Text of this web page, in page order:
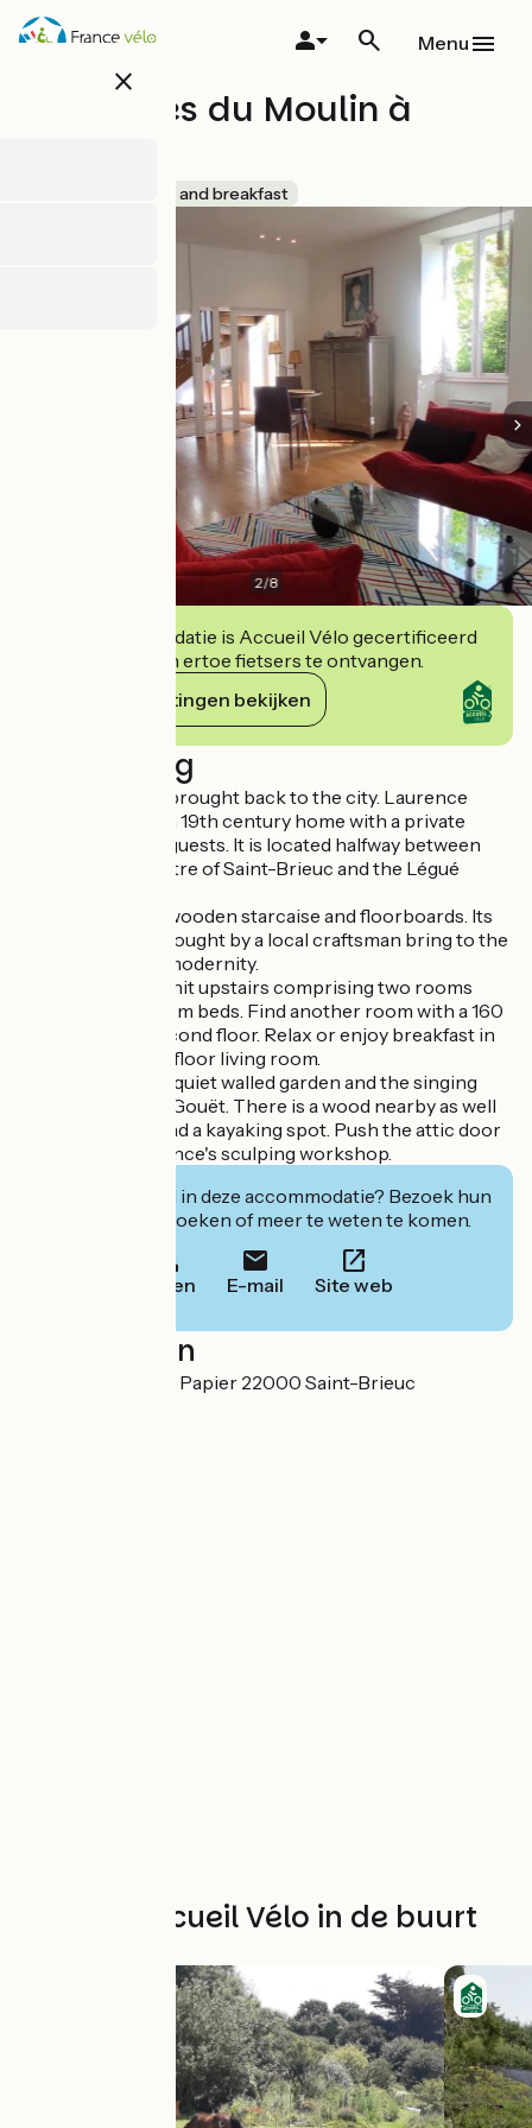
Overslaan
en
close
Menu
Chambres du Moulin à
Bed and breakfast
2/8
Deze accommodatie is Accueil Vélo gecertificeerd
en verbindt zich ertoe fietsers te ontvangen.
Haar verplichtingen bekijken
Beschrijving
The countryside brought back to the city. Laurence
welcomes you in a 19th century home with a private
entrance for her guests. It is located halfway between
the historical centre of Saint-Brieuc and the Légué
Admire the solid wooden starcaise and floorboards. Its
interior design, thought by a local craftsman bring to the
decor a touch of modernity.
Enjoy the family unit upstairs comprising two rooms
with 140 and 160 cm beds. Find another room with a 160
cm bed on the second floor. Relax or enjoy breakfast in
the 30 m² ground floor living room.
You will enjoy the quiet walled garden and the singing
birds by the river Gouët. There is a wood nearby as well
as a hiking path and a kayaking spot. Push the attic door
to discover Laurence's sculping workshop.
Geïnteresseerd in deze accommodatie? Bezoek hun
website om te boeken of meer te weten te komen.
Bellen E-mail Site web
Localisation
23 rue du Moulin à Papier 22000 Saint-Brieuc
Andere Accueil Vélo in de buurt